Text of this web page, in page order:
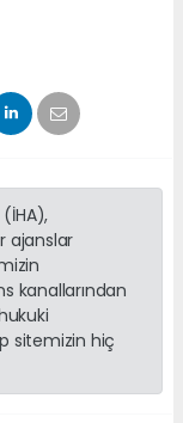
ajanslar
kanallarından
sitemizin hiç